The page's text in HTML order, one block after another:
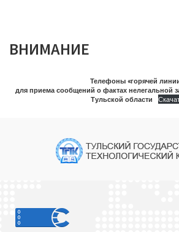
ВНИМАНИЕ
Телефоны «горячей
для приема сообщений о фактах нелегальной
Тульской области